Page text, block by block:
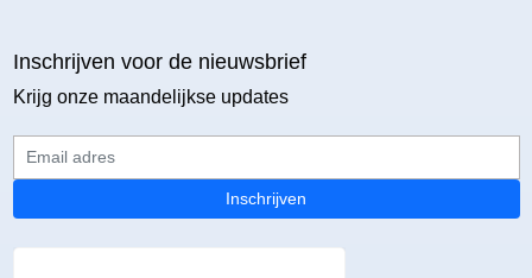
Inschrijven voor de nieuwsbrief
Krijg onze maandelijkse updates
Inschrijven